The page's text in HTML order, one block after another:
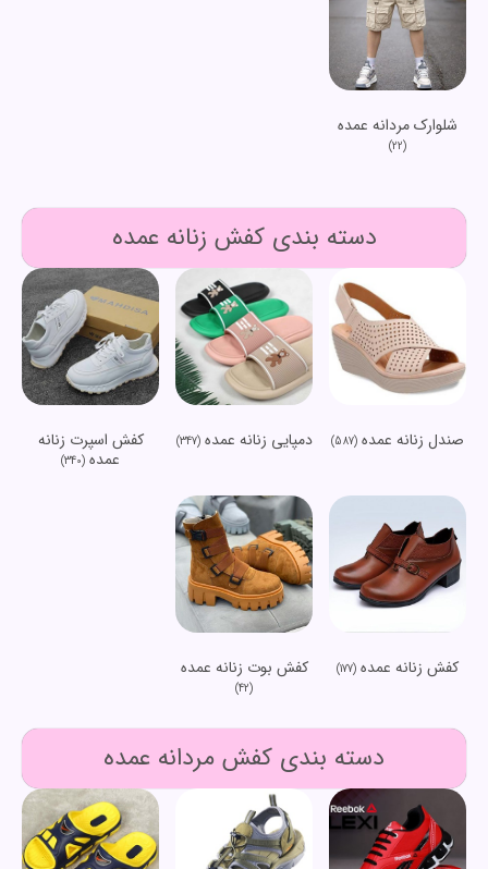
شلوارک مردانه عمده
(22)
دسته بندی کفش زنانه عمده
صندل زنانه عمده (587) دمپایی زنانه عمده(347)
کفش اسپرت زنانه
عمده (340)
کفش زنانه عمده (177) کفش بوت زنانه عمده
(42)
دسته بندی کفش مردانه عمده